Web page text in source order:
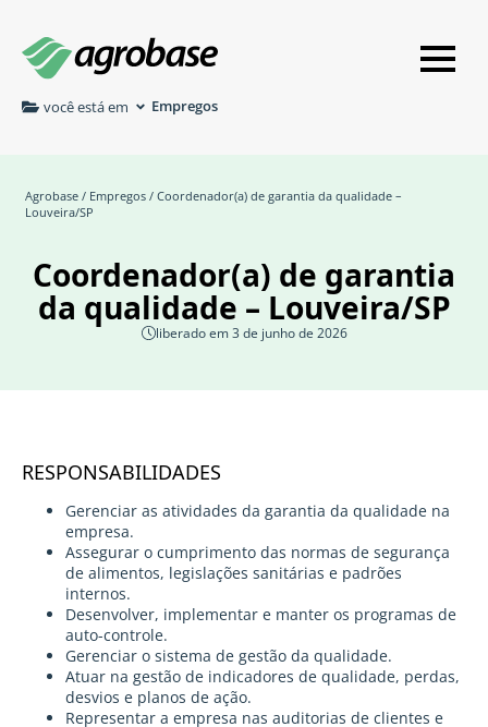
você está em Empregos
Agrobase / Empregos / Coordenador(a) de garantia da qualidade –
Louveira/SP
Coordenador(a) de garantia
da qualidade – Louveira/SP
liberado em 3 de junho de 2026
RESPONSABILIDADES
Gerenciar as atividades da garantia da qualidade na
empresa.
Assegurar o cumprimento das normas de segurança
de alimentos, legislações sanitárias e padrões
internos.
Desenvolver, implementar e manter os programas de
auto-controle.
Gerenciar o sistema de gestão da qualidade.
Atuar na gestão de indicadores de qualidade, perdas,
desvios e planos de ação.
Representar a empresa nas auditorias de clientes e